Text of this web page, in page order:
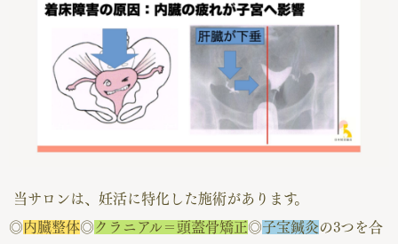
当サロンは、妊活に特化した施術があります。
◎内臓整体◎クラニアル＝頭蓋骨矯正◎子宝鍼灸の3つを合